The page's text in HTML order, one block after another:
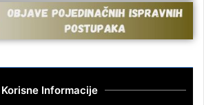
Korisne Informacije